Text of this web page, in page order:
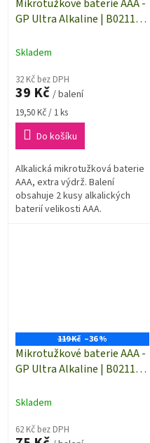
Mikrotužkové baterie AAA -
GP Ultra Alkaline | B02112 |
Skladem
32 Kč bez DPH
39 Kč / balení
Měrná
cena:
19,50 Kč / 1 ks
Do košíku
Alkalická mikrotužková baterie
AAA, extra výdrž. Balení
obsahuje 2 kusy alkalických
baterií velikosti AAA.
119 Kč –36 %
Mikrotužkové baterie AAA -
GP Ultra Alkaline | B02114 |
Skladem
62 Kč bez DPH